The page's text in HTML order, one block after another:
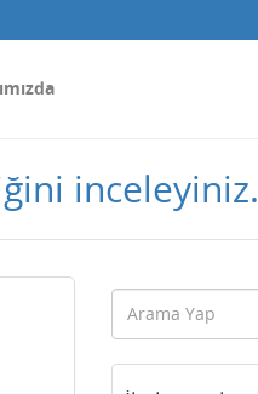
inceleyiniz.